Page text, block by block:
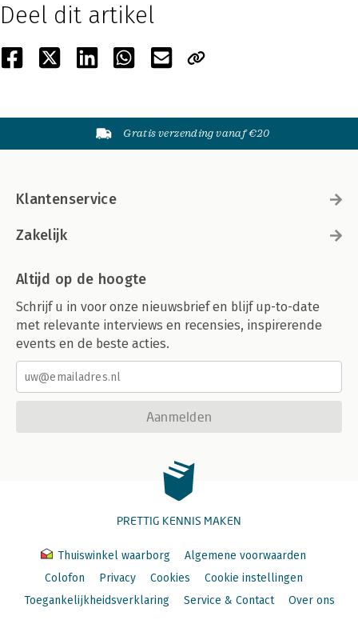
Deel dit artikel
Gratis verzending vanaf €20
Klantenservice
Zakelijk
Altijd op de hoogte
Schrijf u in voor onze nieuwsbrief en blijf up-to-date
met relevante interviews en recensies, inspirerende
events en de beste acties.
Aanmelden
PRETTIG KENNIS MAKEN
Thuiswinkel waarborg
Algemene voorwaarden
Colofon
Privacy Cookies
Cookie instellingen
Toegankelijkheidsverklaring
Service & Contact Over ons